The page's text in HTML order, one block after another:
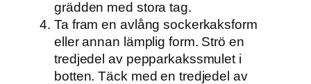
grädden med stora tag.
Ta fram en avlång sockerkaksform
eller annan lämplig form. Strö en
tredjedel av pepparkakssmulet i
botten. Täck med en tredjedel av